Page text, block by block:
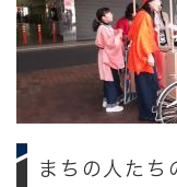
まちの人たち